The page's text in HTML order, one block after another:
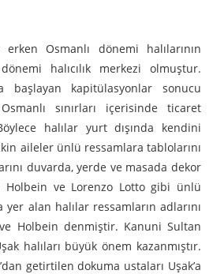
Osmanlı dönemi halılarının
halıcılık merkezi olmuştur.
başlayan kapitülasyonlar sonucu
sınırları içerisinde ticaret
halılar yurt dışında kendini
aileler ünlü ressamlara tablolarını
duvarda, yerde ve masada dekor
Holbein ve Lorenzo Lotto gibi ünlü
yer alan halılar ressamların adlarını
Holbein denmiştir. Kanuni Sultan
halıları büyük önem kazanmıştır.
getirtilen dokuma ustaları Uşak’a